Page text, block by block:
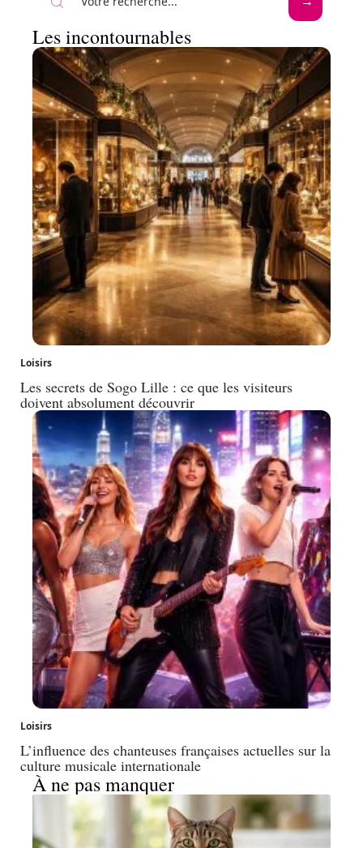
Les incontournables
Loisirs
Les secrets de Sogo Lille : ce que les visiteurs
doivent absolument découvrir
Loisirs
L’influence des chanteuses françaises actuelles sur la
culture musicale internationale
À ne pas manquer